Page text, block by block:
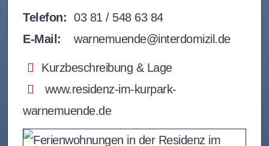
Telefon: 03 81 / 548 63 84
E-Mail:
warnemuende@interdomizil.de
Kurzbeschreibung & Lage
www.residenz-im-kurpark-
warnemuende.de